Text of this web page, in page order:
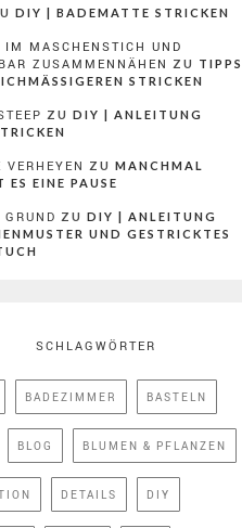
DIY | BADEMATTE STRICKEN
IM MASCHENSTICH UND
ZUSAMMENNÄHEN
ZU TIPPS
STRICKEN
ZU DIY | ANLEITUNG
VERHEYEN ZU MANCHMAL
ES EINE PAUSE
ZU DIY | ANLEITUNG
UND GESTRICKTES
SCHLAGWÖRTER
BADEZIMMER BASTELN
BLOG BLUMEN & PFLANZEN
DETAILS DIY